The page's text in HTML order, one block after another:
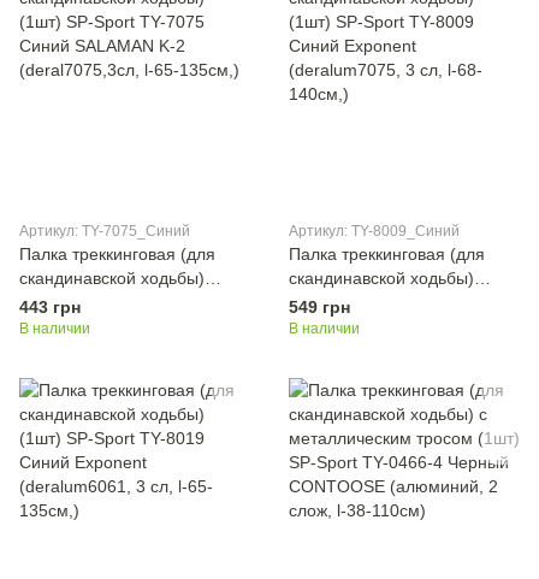
Артикул: TY-7075_Синий
Палка треккинговая (для
скандинавской ходьбы)
(1шт) SP-Sport TY-7075
Синий SALAMAN K-2
443 грн
В наличии
Артикул: TY-8009_Синий
Палка треккинговая (для
скандинавской ходьбы)
(1шт) SP-Sport TY-8009
Синий Exponent
140см,)
549 грн
В наличии